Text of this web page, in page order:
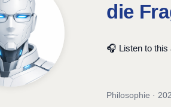
die
🎧 Listen to this
Philosophie ·